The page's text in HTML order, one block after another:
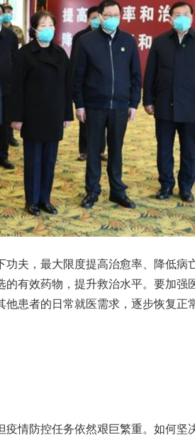
，最大限度提高治愈率、降低病
有效药物，提升救治水平。要加强
患者的日常就医需求，逐步恢复正
防控任务依然艰巨繁重。如何坚